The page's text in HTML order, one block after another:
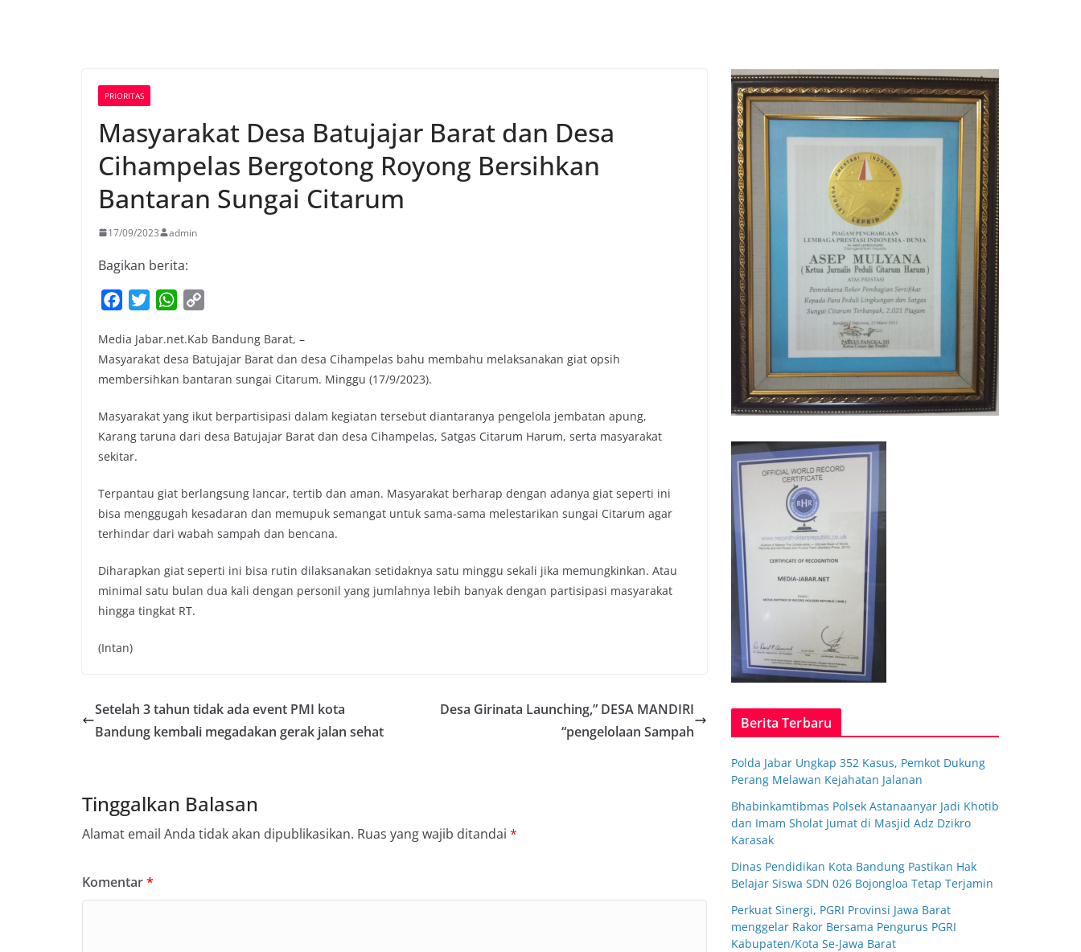
PRIORITAS
Masyarakat Desa Batujajar Barat dan Desa
Cihampelas Bergotong Royong Bersihkan
Bantaran Sungai Citarum
17/09/2023 admin
Bagikan berita:
c
e
b
o
k
i
t
t
r
W
a
t
s
p
p
p
y
L
n
k
Media Jabar.net.Kab Bandung Barat, –
Masyarakat desa Batujajar Barat dan desa Cihampelas bahu membahu melaksanakan giat opsih
membersihkan bantaran sungai Citarum. Minggu (17/9/2023).
Masyarakat yang ikut berpartisipasi dalam kegiatan tersebut diantaranya pengelola jembatan apung,
Karang taruna dari desa Batujajar Barat dan desa Cihampelas, Satgas Citarum Harum, serta masyarakat
sekitar.
Terpantau giat berlangsung lancar, tertib dan aman. Masyarakat berharap dengan adanya giat seperti ini
bisa menggugah kesadaran dan memupuk semangat untuk sama-sama melestarikan sungai Citarum agar
terhindar dari wabah sampah dan bencana.
Diharapkan giat seperti ini bisa rutin dilaksanakan setidaknya satu minggu sekali jika memungkinkan. Atau
minimal satu bulan dua kali dengan personil yang jumlahnya lebih banyak dengan partisipasi masyarakat
hingga tingkat RT.
(Intan)
Setelah 3 tahun tidak ada event PMI kota
Bandung kembali megadakan gerak jalan sehat
Desa Girinata Launching,” DESA MANDIRI
“pengelolaan Sampah
Tinggalkan Balasan
Alamat email Anda tidak akan dipublikasikan. Ruas yang wajib ditandai *
Komentar*
Berita Terbaru
Polda Jabar Ungkap 352 Kasus, Pemkot Dukung
Perang Melawan Kejahatan Jalanan
Bhabinkamtibmas Polsek Astanaanyar Jadi Khotib
dan Imam Sholat Jumat di Masjid Adz Dzikro
Karasak
Dinas Pendidikan Kota Bandung Pastikan Hak
Belajar Siswa SDN 026 Bojongloa Tetap Terjamin
Perkuat Sinergi, PGRI Provinsi Jawa Barat
menggelar Rakor Bersama Pengurus PGRI
Kabupaten/Kota Se-Jawa Barat